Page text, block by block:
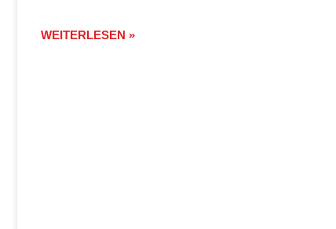
WEITERLESEN »